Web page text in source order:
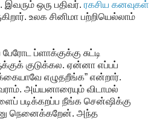
இவரும் ஒரு பதிவர். ரகசிய கனவுகள்
உலக சினிமா பற்றியெல்லாம்
ப்ளாக்குக்கு சுட்டி
குடுக்கல. ஏன்னா எப்பப்
எழுதறீங்க” என்றார்.
அய்யனாரையும் விடாமல்
படிக்கறப்ப நீங்க சென்ஷிக்கு
நெனைக்கறேன். அந்த